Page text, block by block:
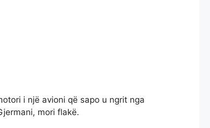
i një avioni që sapo u ngrit nga
mori flakë.